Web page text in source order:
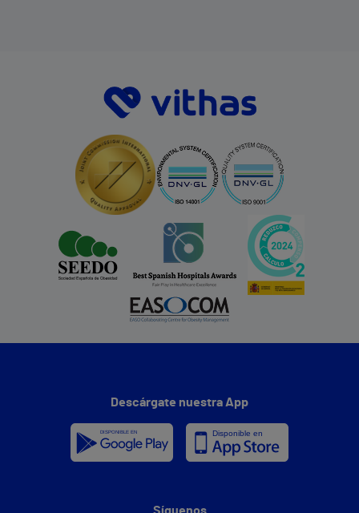
Descárgate nuestra App
Síguenos